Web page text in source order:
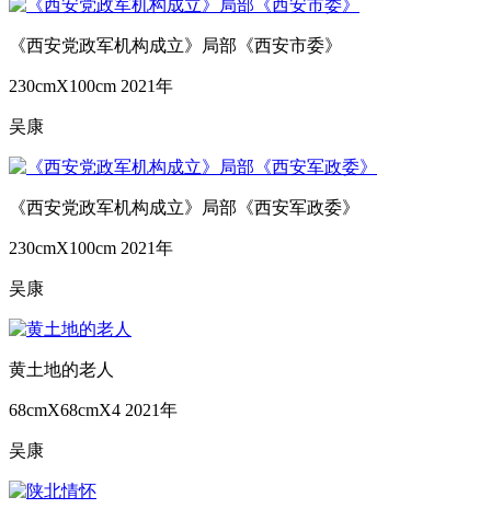
《西安党政军机构成立》局部《西安市委》
230cmX100cm 2021年
吴康
《西安党政军机构成立》局部《西安军政委》
230cmX100cm 2021年
吴康
黄土地的老人
68cmX68cmX4 2021年
吴康